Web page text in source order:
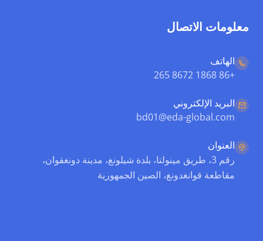
معلومات الاتصال
الهاتف
+86 1868 8672 265
البريد الإلكتروني
bd01@eda-global.com
العنوان
رقم 3، طريق مينولتا، بلدة شيلونغ، مدينة دونغقوان،
مقاطعة قوانغدونغ، الصين الجمهورية